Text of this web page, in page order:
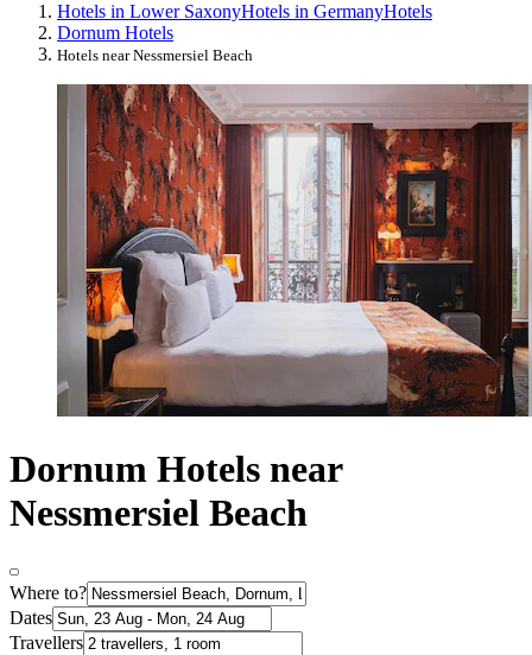
Hotels in Lower SaxonyHotels in GermanyHotels
Dornum Hotels
Hotels near Nessmersiel Beach
Dornum Hotels near
Nessmersiel Beach
Where to?
Dates
Travellers